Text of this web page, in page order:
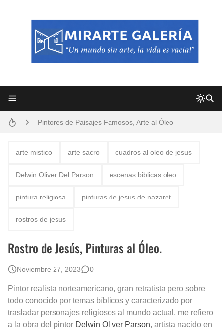
San Valentín Dibujos a Lápiz del 14 de Febrero
El mundo del arte en pintura surrealista
arte mistico arte sacro cuadros al oleo de jesus
Delwin Oliver Del Parson escenas biblicas oleo
pintura religiosa pinturas de jesus de nazaret
rostros de jesus
Rostro de Jesús, Pinturas al Óleo.
Noviembre 27, 2023 0
Pintor realista norteamericano, gran retratista pero sobre
todo conocido por temas bíblicos y caracterizado por
trasladar personajes religiosos al mundo actual, me refiero
a la obra del pintor Delwin Oliver Parson, artista nacido en